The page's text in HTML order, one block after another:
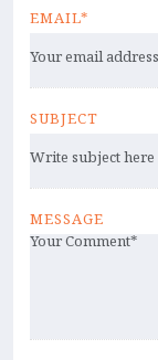
EMAIL*
SUBJECT
MESSAGE